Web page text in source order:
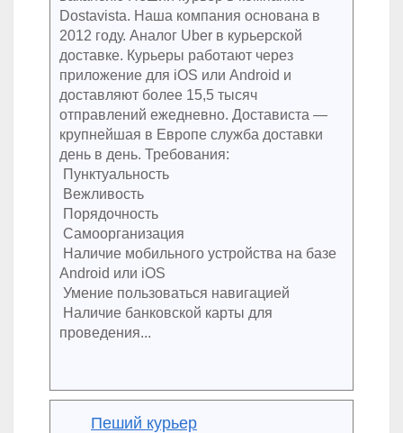
Dostavista. Наша компания основана в
2012 году. Аналог Uber в курьерской
доставке. Курьеры работают через
приложение для iOS или Android и
доставляют более 15,5 тысяч
отправлений ежедневно. Достависта —
крупнейшая в Европе служба доставки
день в день. Требования:
Пунктуальность
Вежливость
Порядочность
Самоорганизация
Наличие мобильного устройства на базе
Android или iOS
Умение пользоваться навигацией
Наличие банковской карты для
проведения...
Пеший курьер